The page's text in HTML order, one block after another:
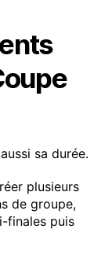
sa durée.
plusieurs
de groupe,
finales puis